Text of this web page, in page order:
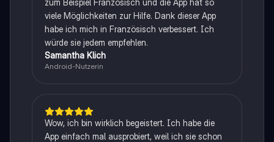
zum Beispiel Französisch und die App hat so
viele Möglichkeiten zur Hilfe. Dank dieser App
habe ich mich in Französisch verbessert. Ich
würde sie jedem empfehlen.
Samantha Klich
Android-Nutzerin
Wow, ich bin wirklich begeistert. Ich habe die
App einfach mal ausprobiert, weil ich sie schon